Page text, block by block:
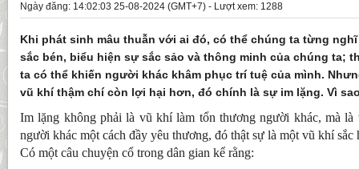
Ngày đăng: 14:02:03 25-08-2024 (GMT+7) - Lượt xem: 1288
Khi phát sinh mâu thuẫn với ai đó, có thể chúng ta từng
sắc bén, biểu hiện sự sắc sảo và thông minh của chúng ta;
ta có thể khiến người khác khâm phục trí tuệ của mình.
vũ khí thậm chí còn lợi hại hơn, đó chính là sự im lặng. Vì
Im lặng không phải là vũ khí làm tổn thương người khác, mà
người khác một cách đầy yêu thương, đó thật sự là một vũ khí
Có một câu chuyện cổ trong dân gian kể rằng: